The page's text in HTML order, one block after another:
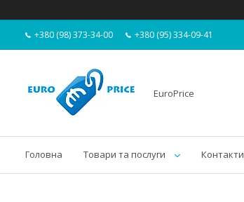
+380 (98) 373-34-00 +380 (95) 334-09-41
EuroPrice
Головна Товари та послуги Контакти